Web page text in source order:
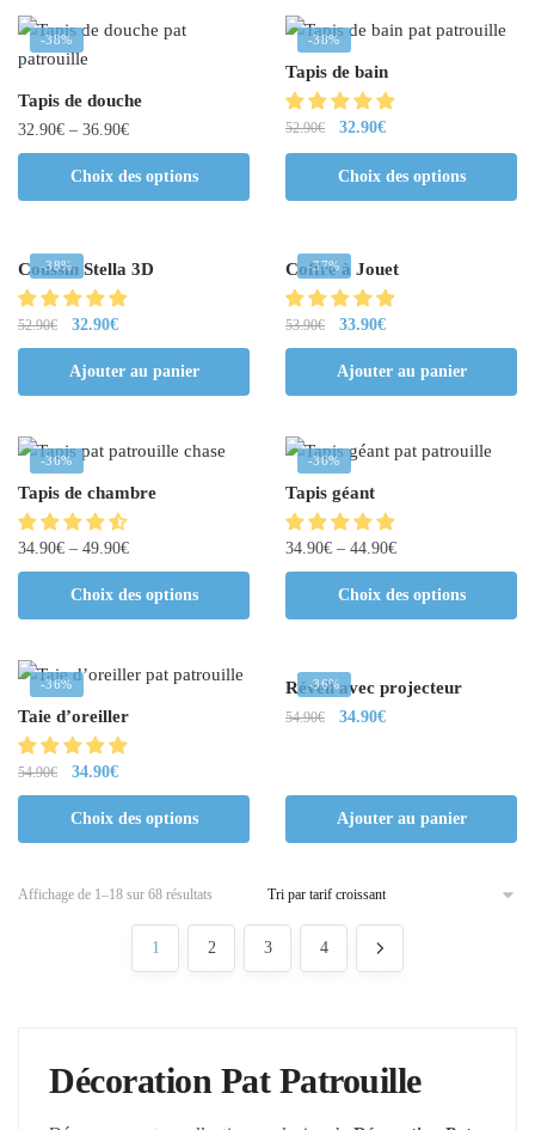
-38%
Tapis de douche
32.90€ – 36.90€
Choix des options
-38%
Tapis de bain
52.90€ 32.90€
Choix des options
-38%
Coussin Stella 3D
52.90€ 32.90€
Ajouter au panier
-37%
Coffre à Jouet
53.90€ 33.90€
Ajouter au panier
-36%
Tapis de chambre
34.90€ – 49.90€
Choix des options
-36%
Tapis géant
34.90€ – 44.90€
Choix des options
-36%
Taie d’oreiller
54.90€ 34.90€
Choix des options
-36%
Réveil avec projecteur
54.90€ 34.90€
Ajouter au panier
Affichage de 1–18 sur 68 résultats
1 2 3 4
Décoration Pat Patrouille